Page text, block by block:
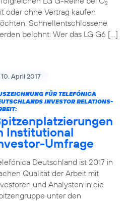
2
oder ohne Vertrag kaufen
Schnellentschlossene
belohnt: Wer das LG G6 […]
10. April 2017
FÜR TELEFÓNICA
INVESTOR RELATIONS-
Institutional
Umfrage
Deutschland ist 2017 in
Qualität der Arbeit mit
und Analysten in die
unter den